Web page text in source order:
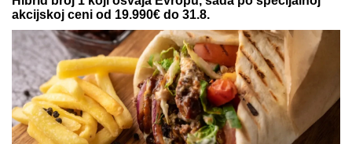
akcijskoj ceni od 19.990€ do 31.8.